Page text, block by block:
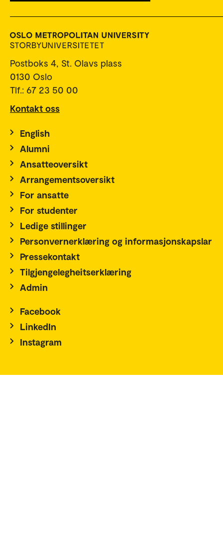
Postboks 4, St. Olavs plass
0130 Oslo
Tlf.: 67 23 50 00
Kontakt oss
English
Alumni
Ansatteoversikt
Arrangementsoversikt
For ansatte
For studenter
Ledige stillinger
Personvernerklæring og informasjonskapslar
Pressekontakt
Tilgjengelegheitserklæring
Admin
Facebook
LinkedIn
Instagram